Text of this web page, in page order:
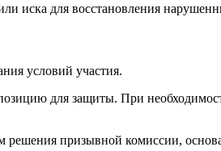
иска для восстановления
условий участия.
для защиты. При